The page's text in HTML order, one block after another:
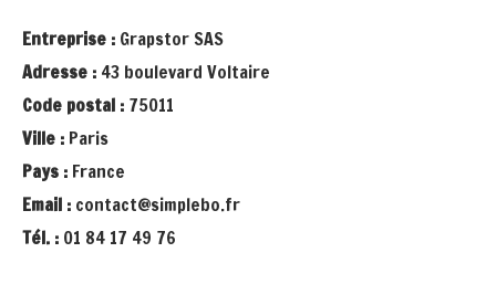
Entreprise : Grapstor SAS
Adresse : 43 boulevard Voltaire
Code postal : 75011
Ville : Paris
Pays : France
Email : contact@simplebo.fr
Tél. : 01 84 17 49 76